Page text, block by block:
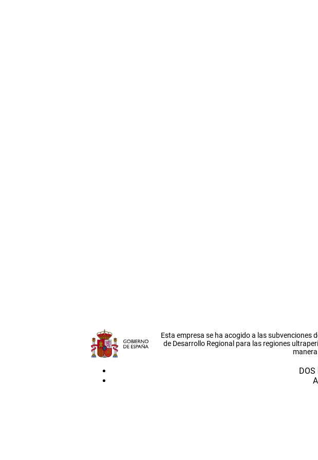
Esta empresa se ha acogido a las subvenciones
de Desarrollo Regional para las regiones